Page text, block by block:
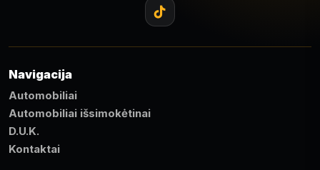
Navigacija
Automobiliai
Automobiliai išsimokėtinai
D.U.K.
Kontaktai